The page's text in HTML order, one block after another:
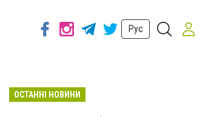
Рус
ОСТАННІ НОВИНИ